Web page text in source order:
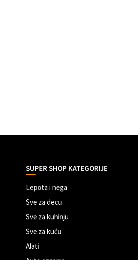
SUPER SHOP KATEGORIJE
Lepota i nega
Sve za decu
Sve za kuhinju
Sve za kuću
Alati